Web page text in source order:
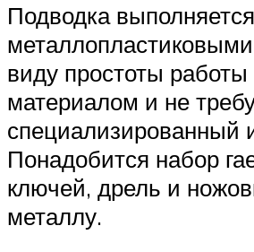
Подводка выполняется
виду простоты работы
материалом и не
специализированный
Понадобится набор
ключей, дрель и
металлу.